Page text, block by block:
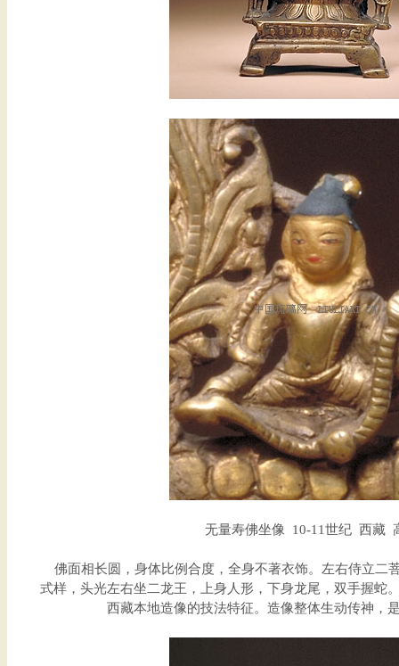
无量寿佛坐像 10-11世纪 西藏
佛面相长圆，身体比例合度，全身不著衣饰。左右侍立二
式样，头光左右坐二龙王，上身人形，下身龙尾，双手握蛇
西藏本地造像的技法特征。造像整体生动传神，